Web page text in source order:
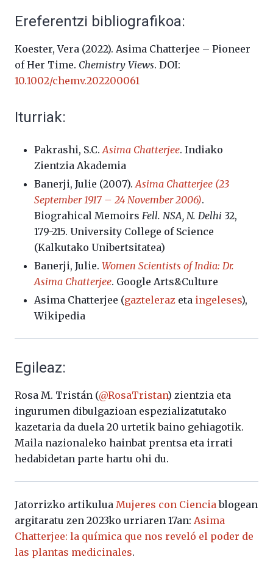
Ereferentzi bibliografikoa:
Koester, Vera (2022). Asima Chatterjee – Pioneer
of Her Time. Chemistry Views. DOI:
10.1002/chemv.202200061
Iturriak:
Pakrashi, S.C. Asima Chatterjee. Indiako
Zientzia Akademia
Banerji, Julie (2007).Asima Chatterjee (23
September 1917 – 24 November 2006).
Biograhical Memoirs Fell. NSA, N. Delhi 32,
179-215. University College of Science
(Kalkutako Unibertsitatea)
Banerji, Julie. Women Scientists of India: Dr.
Asima Chatterjee. Google Arts&Culture
Asima Chatterjee (gazteleraz eta ingeleses),
Wikipedia
Egileaz:
Rosa M. Tristán (@RosaTristan) zientzia eta
ingurumen dibulgazioan espezializatutako
kazetaria da duela 20 urtetik baino gehiagotik.
Maila nazionaleko hainbat prentsa eta irrati
hedabidetan parte hartu ohi du.
Jatorrizko artikulua Mujeres con Cienciablogean
argitaratu zen 2023ko urriaren 17an: Asima
Chatterjee: la química que nos reveló el poder de
las plantas medicinales.